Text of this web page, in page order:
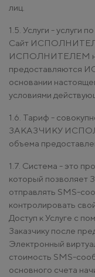
лиц.
1.5. Услуги - услуги
Сайт
ИСПОЛНИТЕЛЕМ на
основании
условиями
1.6. Тариф -
ЗАКАЗЧИКУ
объема
1.7. Система - это
который позволяет
отправлять SMS-
контролировать
Доступ к Услуге с
Заказчику после
Электронный
стоимость SMS-
основного счета